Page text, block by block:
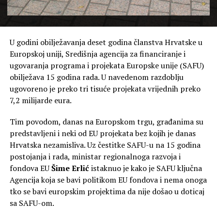
U godini obilježavanja deset godina članstva Hrvatske u
Europskoj uniji, Središnja agencija za financiranje i
ugovaranja programa i projekata Europske unije (SAFU)
obilježava 15 godina rada. U navedenom razdoblju
ugovoreno je preko tri tisuće projekata vrijednih preko
7,2 milijarde eura.
Tim povodom, danas na Europskom trgu, građanima su
predstavljeni i neki od EU projekata bez kojih je danas
Hrvatska nezamisliva. Uz čestitke SAFU-u na 15 godina
postojanja i rada, ministar regionalnoga razvoja i
fondova EUŠime Erlićistaknuo je kako je SAFU ključna
Agencija koja se bavi politikom EU fondova i nema onoga
tko se bavi europskim projektima da nije došao u doticaj
sa SAFU-om.